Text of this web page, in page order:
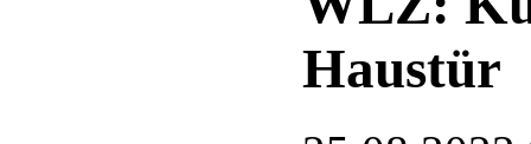
Haustür